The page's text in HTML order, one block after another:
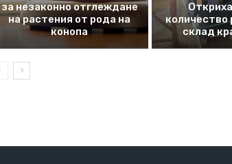
за незаконно отглеждане
на растения от рода на
конопа
количество
склад